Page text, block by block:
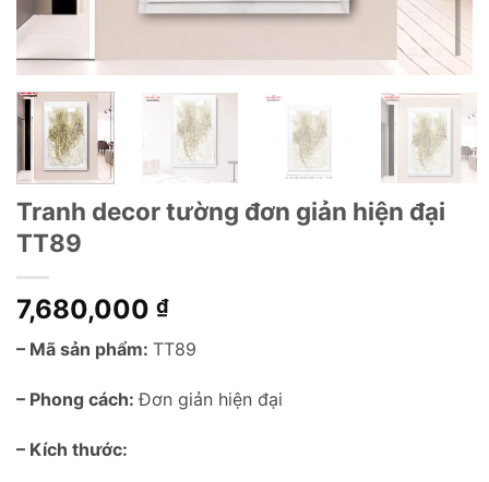
Tranh decor tường đơn giản hiện đại
TT89
7,680,000 ₫
– Mã sản phẩm: TT89
– Phong cách:Đơn giản hiện đại
– Kích thước: